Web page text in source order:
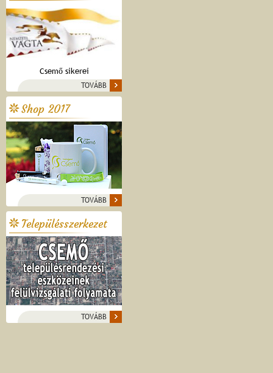
Csemő sikerei
TOVÁBB
Shop 2017
TOVÁBB
Településszerkezet
TOVÁBB